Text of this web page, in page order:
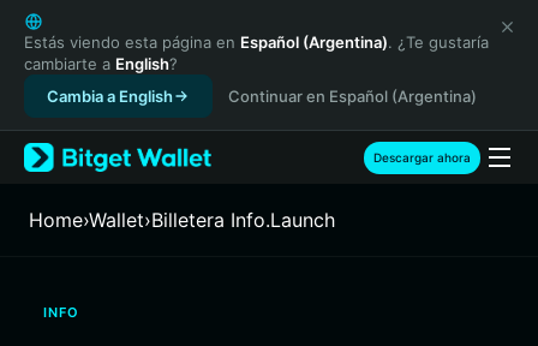
English
日本語
Tiếng Việt
Русский
Español (Latinoamérica)
Türkçe
Français
繁體中文
Estás viendo esta página en Español (Argentina). ¿Te gustaría
cambiarte a English?
Cambia a English
Continuar en Español (Argentina)
Descargar ahora
Home›Wallet›Billetera Info.Launch
INFO